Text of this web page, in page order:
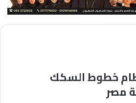
خطوط السكك
مصر